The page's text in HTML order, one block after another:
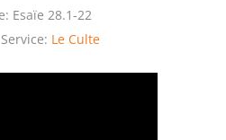
Esaïe 28.1-22
Le Culte